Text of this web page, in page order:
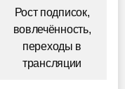
Рост подписок,
вовлечённость,
переходы в
трансляции